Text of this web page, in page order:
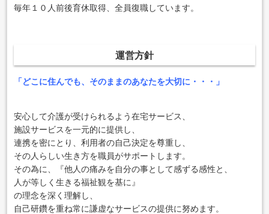
毎年１０人前後育休取得、全員復職しています。
運営方針
「どこに住んでも、そのままのあなたを大切に・・・」
安心して介護が受けられるよう在宅サービス、
施設サービスを一元的に提供し、
連携を密にとり、利用者の自己決定を尊重し、
その人らしい生き方を職員がサポートします。
その為に、『他人の痛みを自分の事として感ずる感性と、
人が等しく生きる福祉観を基に』
の理念を深く理解し、
自己研鑽を重ね常に謙虚なサービスの提供に努めます。